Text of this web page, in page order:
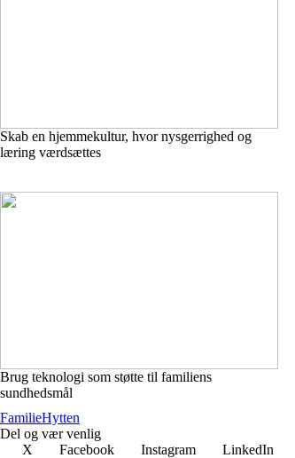
Skab en hjemmekultur, hvor nysgerrighed og
læring værdsættes
Brug teknologi som støtte til familiens
sundhedsmål
FamilieHytten
Del og vær venlig
X
Facebook Instagram LinkedIn